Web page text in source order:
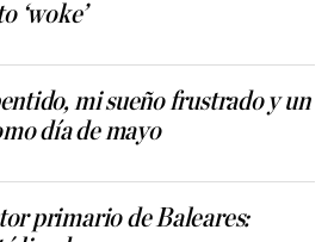
‘woke’
mi sueño frustrado y un
día de mayo
primario de Baleares: